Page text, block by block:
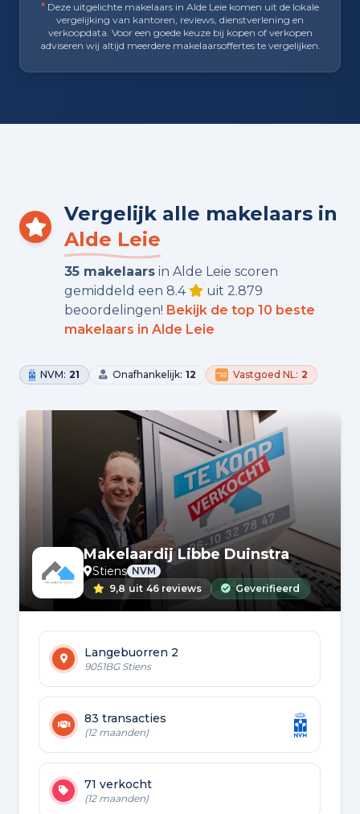
* Deze uitgelichte makelaars in Alde Leie komen uit de lokale
vergelijking van kantoren, reviews, dienstverlening en
verkoopdata. Voor een goede keuze bij kopen of verkopen
adviseren wij altijd meerdere makelaarsoffertes te vergelijken.
Vergelijk alle makelaars in
Alde Leie
35 makelaars in Alde Leie scoren
gemiddeld een 8.4
uit 2.879
beoordelingen! Bekijk de top 10 beste
makelaars in Alde Leie
NVM: 21 Onafhankelijk: 12 Vastgoed NL: 2
Makelaardij Libbe Duinstra
Stiens NVM
9,8 uit 46 reviews Geverifieerd
Langebuorren 2
9051BG Stiens
83 transacties
(12 maanden)
71 verkocht
(12 maanden)